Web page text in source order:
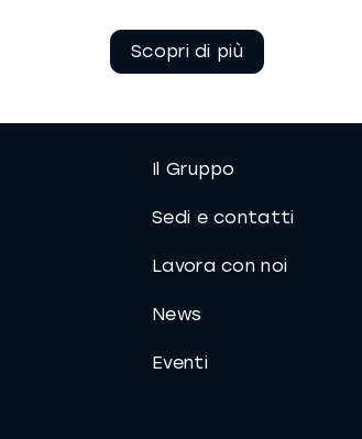
Continua a
leggere
Il Gruppo
Sedi e contatti
Lavora con noi
News
Eventi